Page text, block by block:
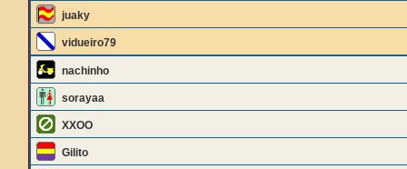
juaky
vidueiro79
nachinho
sorayaa
XXOO
Gilito